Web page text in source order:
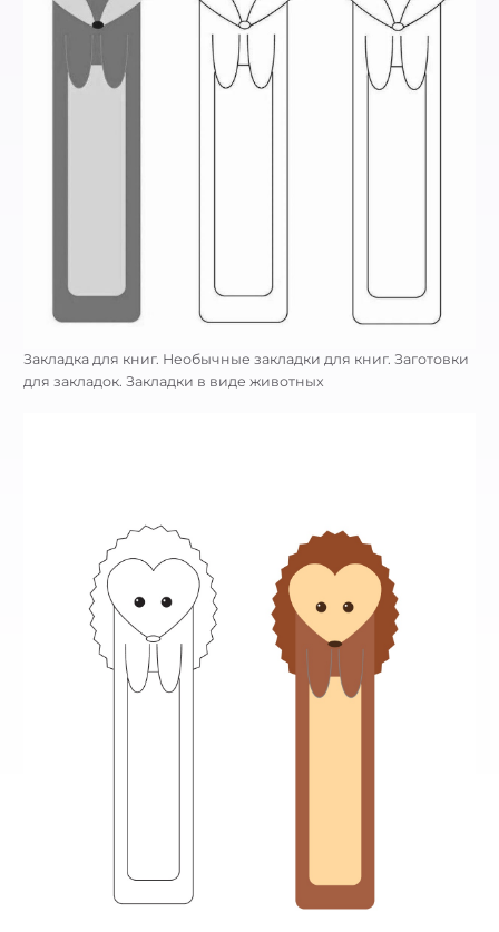
Закладка для книг. Необычные закладки для книг. Заготовки
для закладок. Закладки в виде животных